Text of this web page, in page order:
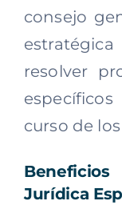
consejo
resolver
curso de
Jurídica